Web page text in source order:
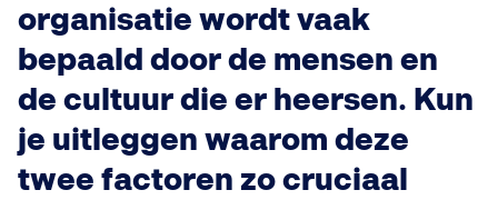
organisatie wordt vaak
bepaald door de mensen en
de cultuur die er heersen. Kun
je uitleggen waarom deze
twee factoren zo cruciaal